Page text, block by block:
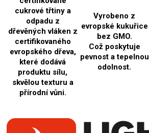
cukrové třtiny a
odpadu z
dřevěných vláken z
certifikovaného
evropského dřeva,
které dodává
produktu sílu,
skvělou texturu a
přírodní vůni.
Vyrobeno z
evropské kukuřice
bez GMO.
Což poskytuje
pevnost a tepelnou
odolnost.